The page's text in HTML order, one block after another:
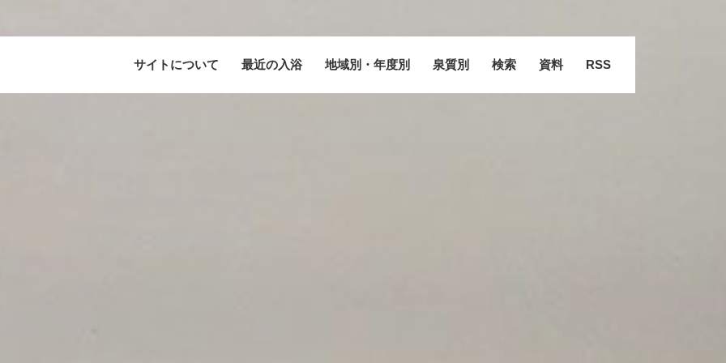
サイトについて 最近の入浴 地域別・年度別 泉質別 検索 資料 RSS